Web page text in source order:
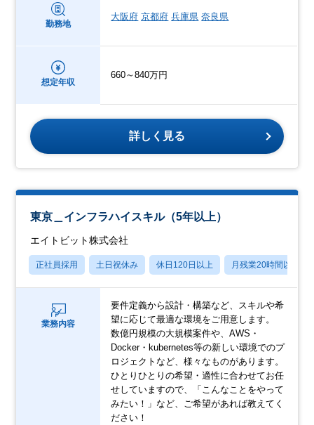
勤務地
大阪府 京都府 兵庫県 奈良県
想定年収
660～840万円
詳しく見る
東京＿インフラハイスキル（5年以上）
エイトビット株式会社
正社員採用 土日祝休み 休日120日以上 月残業20時間以内
業務内容
要件定義から設計・構築など、スキルや希
望に応じて最適な環境をご用意します。
数億円規模の大規模案件や、AWS・
Docker・kubernetes等の新しい環境でのプ
ロジェクトなど、様々なものがあります。
ひとりひとりの希望・適性に合わせてお任
せしていますので、「こんなことをやって
みたい！」など、ご希望があれば教えてく
ださい！